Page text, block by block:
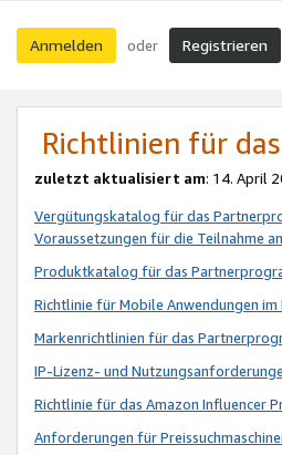
Anmelden oder Registrieren
Richtlinien für
zuletzt aktualisiert am: 14. April
Vergütungskatalog für das
Voraussetzungen für die Teilnahme
Produktkatalog für das
Richtlinie für Mobile Anwendungen
Markenrichtlinien für das
IP-Lizenz- und
Richtlinie für das Amazon Influencer
Anforderungen für